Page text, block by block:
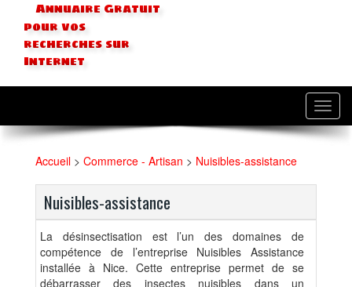
Annuaire Gratuit
pour vos
recherches sur
Internet
Accueil > Commerce - Artisan > Nuisibles-assistance
Nuisibles-assistance
La désinsectisation est l’un des domaines de
compétence de l’entreprise Nuisibles Assistance
installée à Nice. Cette entreprise permet de se
débarrasser des insectes nuisibles dans un